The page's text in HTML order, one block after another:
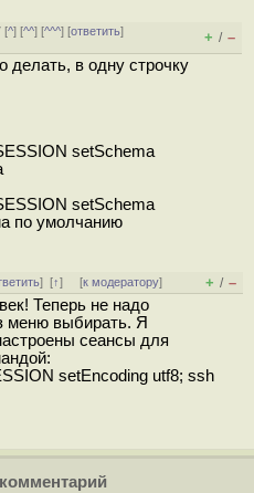
[^] [^^] [^^^] [ответить]
+ / –
делать, в одну строчку
setSchema
setSchema
по умолчанию
][↑] [к модератору] + / –
Теперь не надо
меню выбирать. Я
сеансы для
setEncoding utf8; ssh